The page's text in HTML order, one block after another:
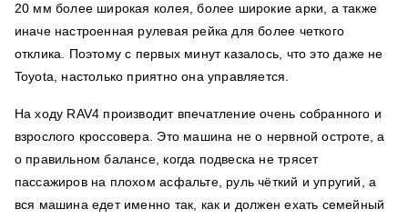
20 мм более широкая колея, более широкие арки, а также
иначе настроенная рулевая рейка для более четкого
отклика. Поэтому с первых минут казалось, что это даже не
Toyota, настолько приятно она управляется.
На ходу RAV4 производит впечатление очень собранного и
взрослого кроссовера. Это машина не о нервной остроте, а
о правильном балансе, когда подвеска не трясет
пассажиров на плохом асфальте, руль чёткий и упругий, а
вся машина едет именно так, как и должен ехать семейный